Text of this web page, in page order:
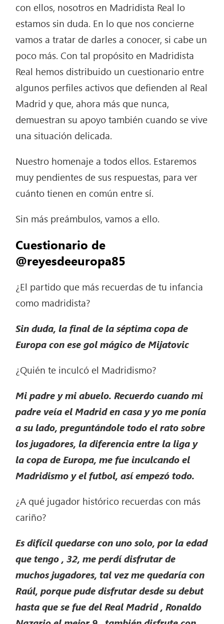
con ellos, nosotros en Madridista Real lo
estamos sin duda. En lo que nos concierne
vamos a tratar de darles a conocer, si cabe un
poco más. Con tal propósito en Madridista
Real hemos distribuido un cuestionario entre
algunos perfiles activos que defienden al Real
Madrid y que, ahora más que nunca,
demuestran su apoyo también cuando se vive
una situación delicada.
Nuestro homenaje a todos ellos. Estaremos
muy pendientes de sus respuestas, para ver
cuánto tienen en común entre sí.
Sin más preámbulos, vamos a ello.
Cuestionario de
@reyesdeeuropa85
¿El partido que más recuerdas de tu infancia
como madridista?
Sin duda, la final de la séptima copa de
Europa con ese gol mágico de Mijatovic
¿Quién te inculcó el Madridismo?
Mi padre y mi abuelo. Recuerdo cuando mi
padre veía el Madrid en casa y yo me ponía
a su lado, preguntándole todo el rato sobre
los jugadores, la diferencia entre la liga y
la copa de Europa, me fue inculcando el
Madridismo y el futbol, así empezó todo.
¿A qué jugador histórico recuerdas con más
cariño?
Es difícil quedarse con uno solo, por la edad
que tengo , 32, me perdí disfrutar de
muchos jugadores, tal vez me quedaría con
Raúl, porque pude disfrutar desde su debut
hasta que se fue del Real Madrid , Ronaldo